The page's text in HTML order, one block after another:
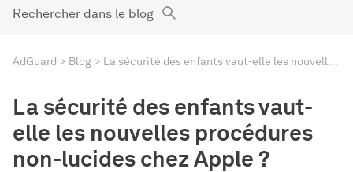
Rechercher dans le blog
AdGuard Blog La sécurité des enfants vaut-elle les nouvelles procédures non-lucides chez Apple ? AdGuard donne commentaire sur CSAM - UPD
La sécurité des enfants vaut-
elle les nouvelles procédures
non-lucides chez Apple ?